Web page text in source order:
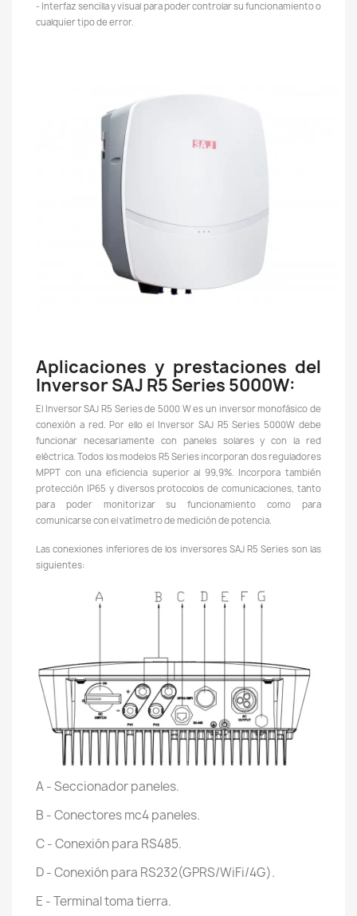
- Interfaz sencilla y visual para poder controlar su funcionamiento o
cualquier tipo de error.
Aplicaciones y prestaciones del
Inversor SAJ R5 Series 5000W:
El Inversor SAJ R5 Series de 5000 W es un inversor monofásico de
conexión a red. Por ello el Inversor SAJ R5 Series 5000W debe
funcionar necesariamente con paneles solares y con la red
eléctrica. Todos los modelos R5 Series incorporan dos reguladores
MPPT con una eficiencia superior al 99,9%. Incorpora también
protección IP65 y diversos protocolos de comunicaciones, tanto
para poder monitorizar su funcionamiento como para
comunicarse con el vatímetro de medición de potencia.
Las conexiones inferiores de los inversores SAJ R5 Series son las
siguientes:
A - Seccionador paneles.
B - Conectores mc4 paneles.
C - Conexión para RS485.
D - Conexión para RS232(GPRS/WiFi/4G).
E - Terminal toma tierra.